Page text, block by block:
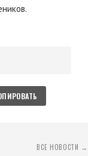
ВСЕ НОВОСТИ →